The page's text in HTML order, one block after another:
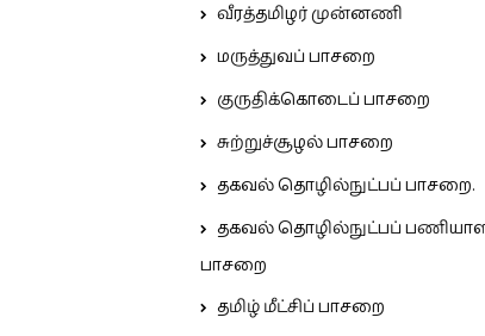
வீரத்தமிழர் முன்னணி
மருத்துவப் பாசறை
குருதிக்கொடைப் பாசறை
சுற்றுச்சூழல் பாசறை
தகவல் தொழில்நுட்பப் பாசறை.
தகவல் தொழில்நுட்பப்
பாசறை
தமிழ் மீட்சிப் பாசறை